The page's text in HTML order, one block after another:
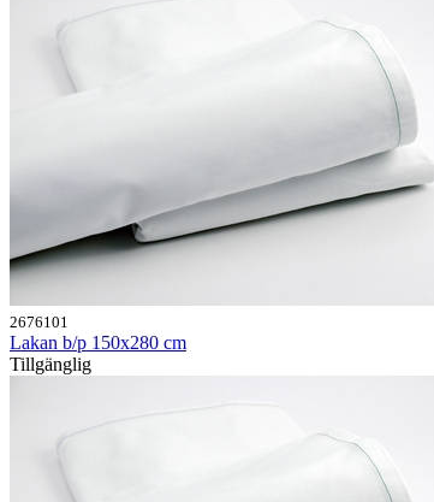
2676101
Lakan b/p 150x280 cm
Tillgänglig